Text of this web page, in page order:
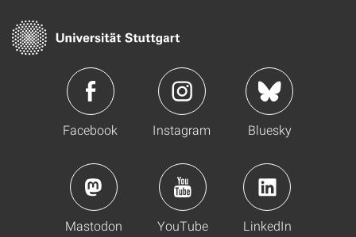
Facebook Instagram Bluesky
Mastodon YouTube LinkedIn